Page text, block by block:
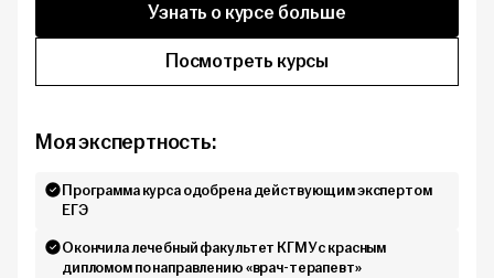
Узнать о курсе больше
Посмотреть курсы
Моя экспертность:
Программа курса одобрена действующим экспертом
ЕГЭ
Окончила лечебный факультет КГМУ с красным
дипломом по направлению «врач-терапевт»